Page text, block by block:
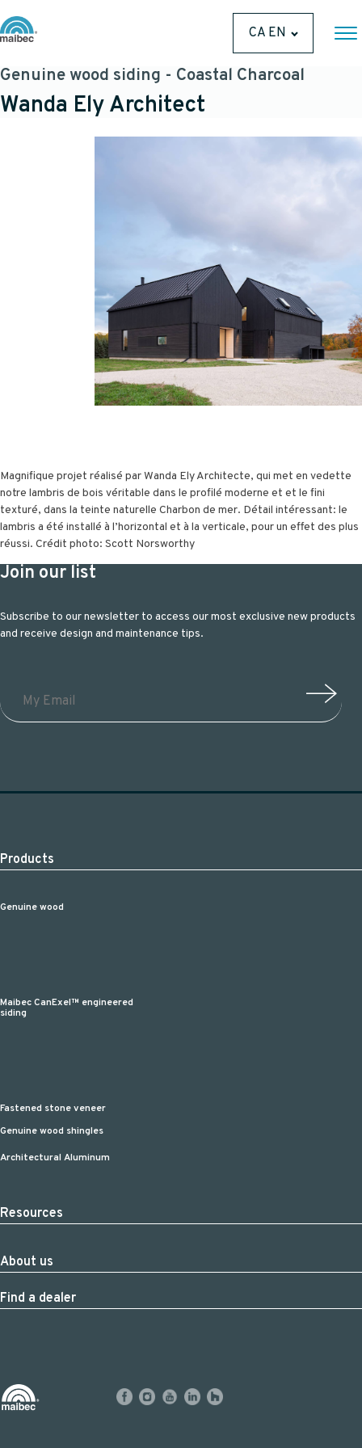
CA EN
Genuine wood siding - Coastal Charcoal
Wanda Ely Architect
Magnifique projet réalisé par Wanda Ely Architecte, qui met en vedette
notre lambris de bois véritable dans le profilé moderne et et le fini
texturé, dans la teinte naturelle Charbon de mer. Détail intéressant: le
lambris a été installé à l’horizontal et à la verticale, pour un effet des plus
réussi. Crédit photo: Scott Norsworthy
Join our list
Subscribe to our newsletter to access our most exclusive new products
and receive design and maintenance tips.
Products
Genuine wood
Maibec CanExel™ engineered
siding
Fastened stone veneer
Genuine wood shingles
Architectural Aluminum
Resources
About us
Find a dealer